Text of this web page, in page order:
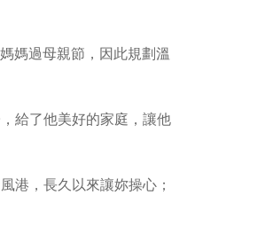
媽過母親節，因此規劃溫
給了他美好的家庭，讓他
港，長久以來讓妳操心；